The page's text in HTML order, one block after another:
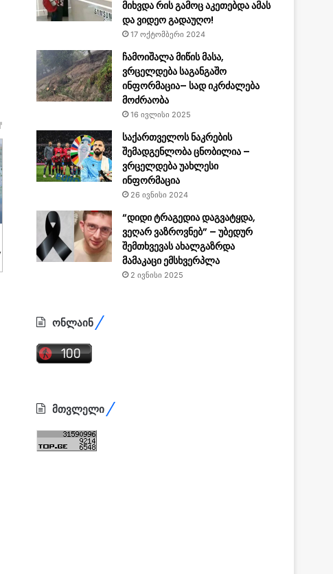
მიხვდა რის გამოც აკეთებდა ამას
და ვიდეო გადაუღო!
17 ოქტომბერი 2024
ჩამოიშალა მიწის მასა,
ვრცელდება საგანგაშო
ინფორმაცია– სად იკრძალება
მოძრაობა
16 ივლისი 2025
საქართველოს ნაკრების
შემადგენლობა ცნობილია –
ვრცელდება უახლესი
ინფორმაცია
26 ივნისი 2024
“დიდი ტრაგედია დაგვატყდა,
ვეღარ ვაზროვნებ” – უბედურ
შემთხვევას ახალგაზრდა
მამაკაცი ემსხვერპლა
2 ივნისი 2025
ონლაინ
მთვლელი